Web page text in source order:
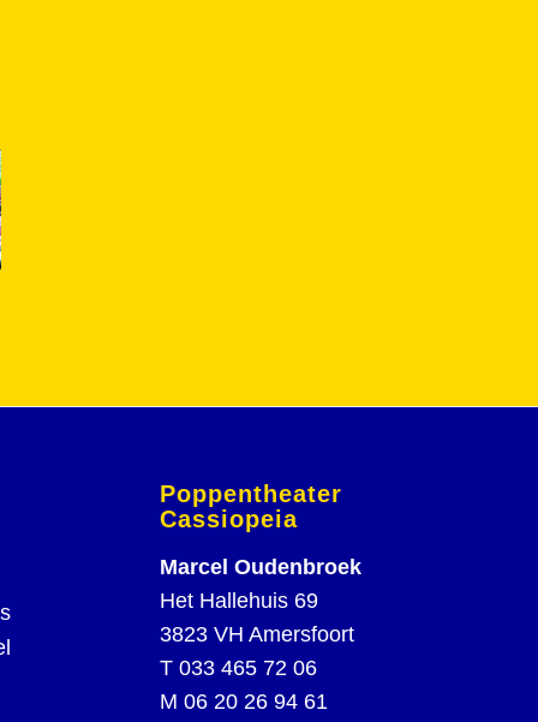
Poppentheater
Cassiopeia
Marcel Oudenbroek
Het Hallehuis 69
3823 VH Amersfoort
T 033 465 72 06
M 06 20 26 94 61